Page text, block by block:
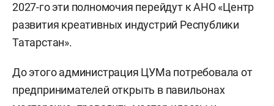
2027-го эти полномочия перейдут к АНО «Центр
развития креативных индустрий Республики
Татарстан».
До этого администрация ЦУМа потребовала от
предпринимателей открыть в павильонах